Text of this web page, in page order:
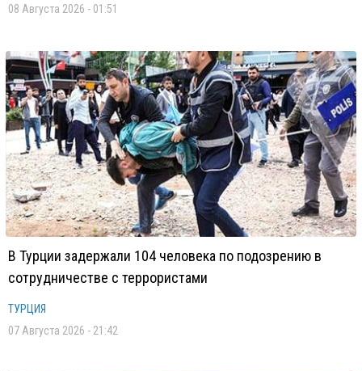
08 Августа 2026 - 01:51
В Турции задержали 104 человека по подозрению в
сотрудничестве с террористами
ТУРЦИЯ
07 Августа 2026 - 21:42